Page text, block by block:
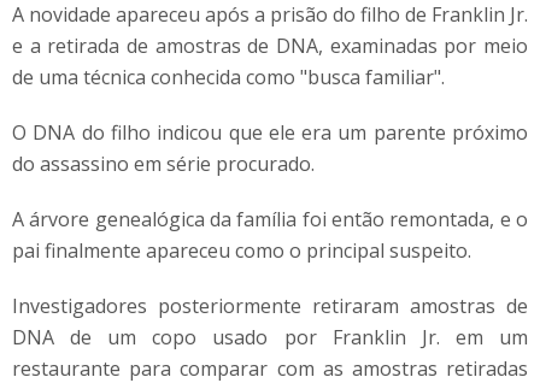
A novidade apareceu após a prisão do filho de Franklin Jr.
e a retirada de amostras de DNA, examinadas por meio
de uma técnica conhecida como "busca familiar".
O DNA do filho indicou que ele era um parente próximo
do assassino em série procurado.
A árvore genealógica da família foi então remontada, e o
pai finalmente apareceu como o principal suspeito.
Investigadores posteriormente retiraram amostras de
DNA de um copo usado por Franklin Jr. em um
restaurante para comparar com as amostras retiradas